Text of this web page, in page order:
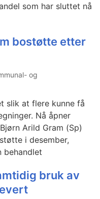
som har sluttet nå
bostøtte etter
og
slik at flere kunne få
Nå åpner
Arild Gram (Sp)
i desember,
behandlet
bruk av